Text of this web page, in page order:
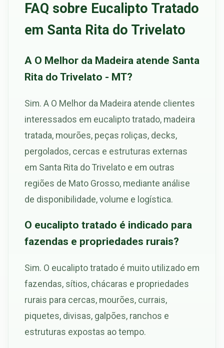
FAQ sobre Eucalipto Tratado
em Santa Rita do Trivelato
A O Melhor da Madeira atende Santa
Rita do Trivelato - MT?
Sim. A O Melhor da Madeira atende clientes
interessados em eucalipto tratado, madeira
tratada, mourões, peças roliças, decks,
pergolados, cercas e estruturas externas
em Santa Rita do Trivelato e em outras
regiões de Mato Grosso, mediante análise
de disponibilidade, volume e logística.
O eucalipto tratado é indicado para
fazendas e propriedades rurais?
Sim. O eucalipto tratado é muito utilizado em
fazendas, sítios, chácaras e propriedades
rurais para cercas, mourões, currais,
piquetes, divisas, galpões, ranchos e
estruturas expostas ao tempo.